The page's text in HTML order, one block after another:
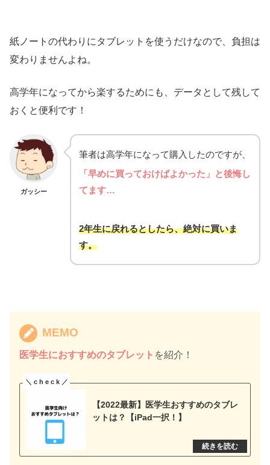
紙ノートの代わりにタブレットを使うだけなので、負担は
変わりませんよね。
高学年になってから楽するためにも、データとして残して
おくと便利です！
ガッシー
筆者は高学年になって購入したのですが、
「早めに買っておけばよかった」と後悔し
てます…
2年生に戻れるとしたら、絶対に買いま
す。
MEMO
医学生におすすめのタブレット を紹介！
【2022最新】医学生おすすめのタブレ
ットは？【iPad一択！】